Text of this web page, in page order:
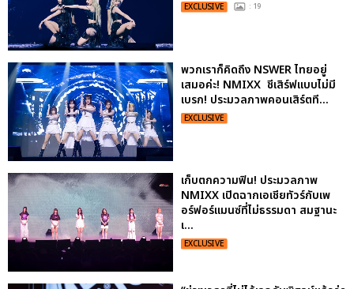
EXCLUSIVE : 19
พวกเราก็คิดถึง NSWER ไทยอยู่
เสมอค่ะ! NMIXX ชีเสิร์ฟแบบไม่มี
เบรก! ประมวลภาพคอนเสิร์ตที...
EXCLUSIVE
เก็บตกความฟิน! ประมวลภาพ
NMIXX เปิดฉากเอเชียทัวร์กับเพ
อร์ฟอร์แมนซ์ที่ไม่ธรรมดา สมฐานะ
เ...
EXCLUSIVE